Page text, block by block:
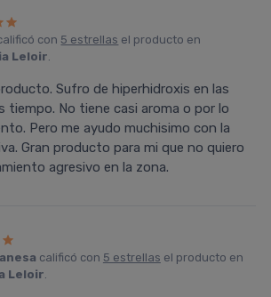
con 5 estrellas el producto en
Leloir.
Sufro de hiperhidroxis en las
tiempo. No tiene casi aroma o por lo
Pero me ayudo muchisimo con la
Gran producto para mi que no quiero
agresivo en la zona.
calificó con 5 estrellas el producto en
Leloir.